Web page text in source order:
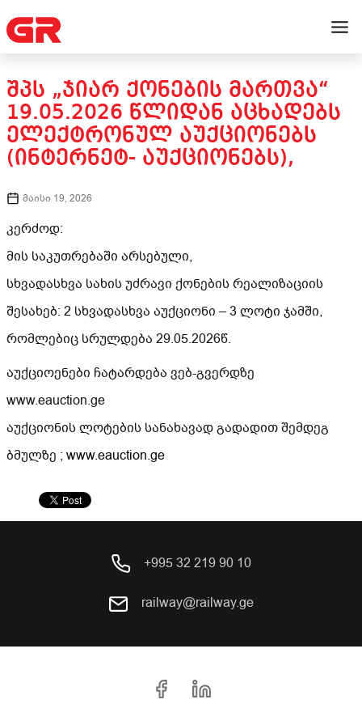
ᲨᲞᲡ „ᲯᲘᲐᲠ ᲥᲝᲜᲔᲑᲘᲡ ᲛᲐᲠᲗᲕᲐ“
19.05.2026 ᲬᲚᲘᲓᲐᲜ ᲐᲪᲮᲐᲓᲔᲑᲡ
ᲔᲚᲔᲥᲢᲠᲝᲜᲣᲚ ᲐᲣᲥᲪᲘᲝᲜᲔᲑᲡ
(ᲘᲜᲢᲔᲠᲜᲔᲢ- ᲐᲣᲥᲪᲘᲝᲜᲔᲑᲡ),
მაისი 19, 2026
კერძოდ:
მის საკუთრებაში არსებული,
სხვადასხვა სახის უძრავი ქონების რეალიზაციის
შესახებ: 2 სხვადასხვა აუქციონი – 3 ლოტი ჯამში,
რომლებიც სრულდება 29.05.2026წ.
აუქციოენები ჩატარდება ვებ-გვერდზე
www.eauction.ge
აუქციონის ლოტების სანახავად გადადით შემდეგ
ბმულზე ; www.eauction.ge
+995 32 219 90 10
railway@railway.ge